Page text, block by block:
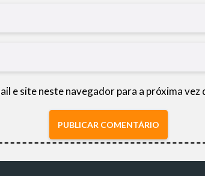
e site neste navegador para a próxima vez
PUBLICAR COMENTÁRIO